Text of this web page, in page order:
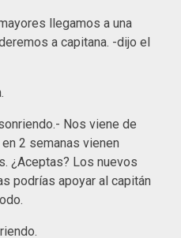
llegamos a una
a capitana. -dijo el
Nos viene de
2 semanas vienen
¿Aceptas? Los nuevos
podrías apoyar al capitán